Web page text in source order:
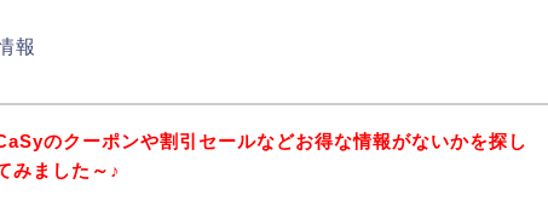
報
のクーポンや割引セールなどお得な情報がないかを探し
みました～♪